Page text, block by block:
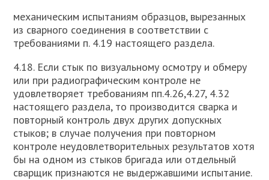
механическим испытаниям образцов, вырезанных
из сварного соединения в соответствии с
требованиями п. 4.19 настоящего раздела.
4.18. Если стык по визуальному осмотру и обмеру
или при радиографическим контроле не
удовлетворяет требованиям пп.4.26,4.27, 4.32
настоящего раздела, то производится сварка и
повторный контроль двух других допускных
стыков; в случае получения при повторном
контроле неудовлетворительных результатов хотя
бы на одном из стыков бригада или отдельный
сварщик признаются не выдержавшими испытание.